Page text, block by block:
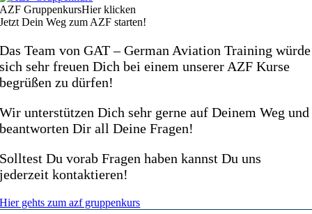
AZF GruppenkursHier klicken
Jetzt Dein Weg zum AZF starten!
Das Team von GAT – German Aviation Training würde
sich sehr freuen Dich bei einem unserer AZF Kurse
begrüßen zu dürfen!
Wir unterstützen Dich sehr gerne auf Deinem Weg und
beantworten Dir all Deine Fragen!
Solltest Du vorab Fragen haben kannst Du uns
jederzeit kontaktieren!
Hier gehts zum azf gruppenkurs